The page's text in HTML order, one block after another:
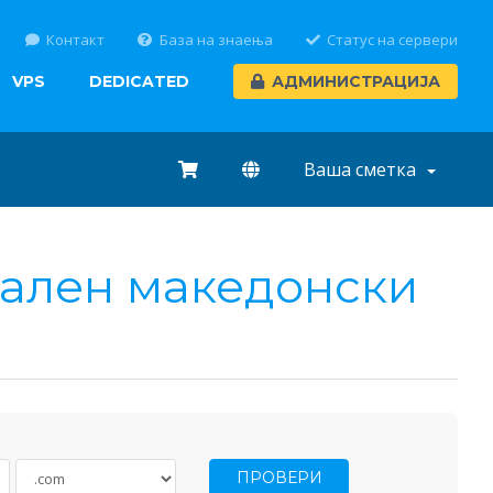
VPS DEDICATED АДМИНИСТРАЦИЈА
Контакт База на знаења Статус на сервери
Ваша сметка
македонски
ПРОВЕРИ